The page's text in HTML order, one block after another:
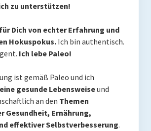
zu unterstützen!
Dich von echter Erfahrung und
Hokuspokus.Ich bin authentisch.
Ich lebe Paleo!
ist gemäß Paleo und ich
gesunde Lebensweiseund
an den Themen
Gesundheit, Ernährung,
effektiver Selbstverbesserung.